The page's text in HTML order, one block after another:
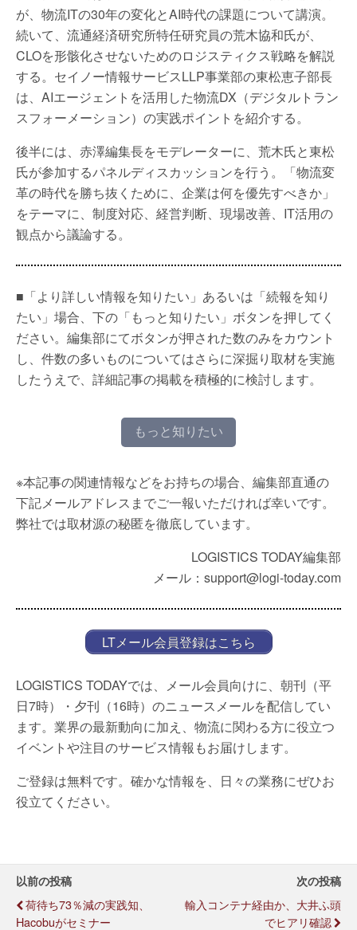
が、物流ITの30年の変化とAI時代の課題について講演。
続いて、流通経済研究所特任研究員の荒木協和氏が、
CLOを形骸化させないためのロジスティクス戦略を解説
する。セイノー情報サービスLLP事業部の東松恵子部長
は、AIエージェントを活用した物流DX（デジタルトラン
スフォーメーション）の実践ポイントを紹介する。
後半には、赤澤編集長をモデレーターに、荒木氏と東松
氏が参加するパネルディスカッションを行う。「物流変
革の時代を勝ち抜くために、企業は何を優先すべきか」
をテーマに、制度対応、経営判断、現場改善、IT活用の
観点から議論する。
■「より詳しい情報を知りたい」あるいは「続報を知り
たい」場合、下の「もっと知りたい」ボタンを押してく
ださい。編集部にてボタンが押された数のみをカウント
し、件数の多いものについてはさらに深掘り取材を実施
したうえで、詳細記事の掲載を積極的に検討します。
もっと知りたい
※本記事の関連情報などをお持ちの場合、編集部直通の
下記メールアドレスまでご一報いただければ幸いです。
弊社では取材源の秘匿を徹底しています。
LOGISTICS TODAY編集部
メール：support@logi-today.com
LTメール会員登録はこちら
LOGISTICS TODAYでは、メール会員向けに、朝刊（平
日7時）・夕刊（16時）のニュースメールを配信してい
ます。業界の最新動向に加え、物流に関わる方に役立つ
イベントや注目のサービス情報もお届けします。
ご登録は無料です。確かな情報を、日々の業務にぜひお
役立てください。
以前の投稿
荷待ち73％減の実践知、
Hacobuがセミナー
次の投稿
輸入コンテナ経由か、大井ふ頭
でヒアリ確認